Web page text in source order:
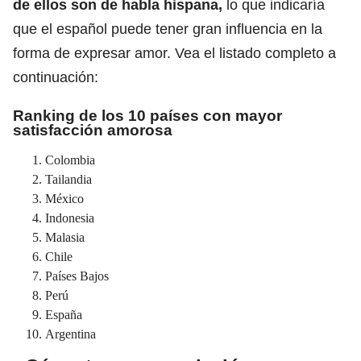
de ellos son de habla hispana, lo que indicaría
que el español puede tener gran influencia en la
forma de expresar amor. Vea el listado completo a
continuación:
Ranking de los 10 países con mayor
satisfacción amorosa
Colombia
Tailandia
México
Indonesia
Malasia
Chile
Países Bajos
Perú
España
Argentina